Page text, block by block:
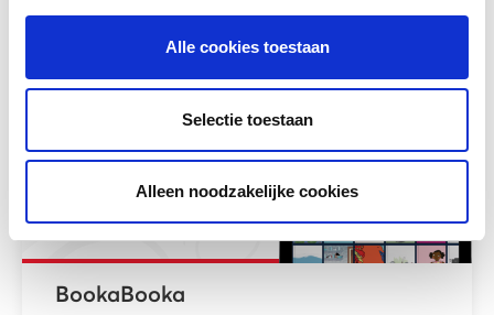
Alle cookies toestaan
Selectie toestaan
Alleen noodzakelijke cookies
Andere bezoekers bekeken ook
Gerelateerd lesmateriaal
BookaBooka